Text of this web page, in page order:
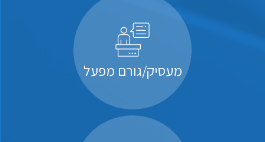
מעסיק/גורם מפעל